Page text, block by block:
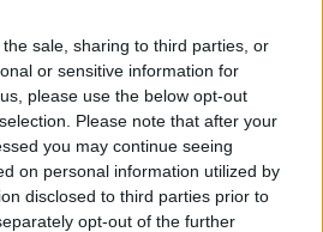
sale, sharing to third parties, or
or sensitive information for
please use the below opt-out
Please note that after your
you may continue seeing
on personal information utilized by
disclosed to third parties prior to
opt-out of the further